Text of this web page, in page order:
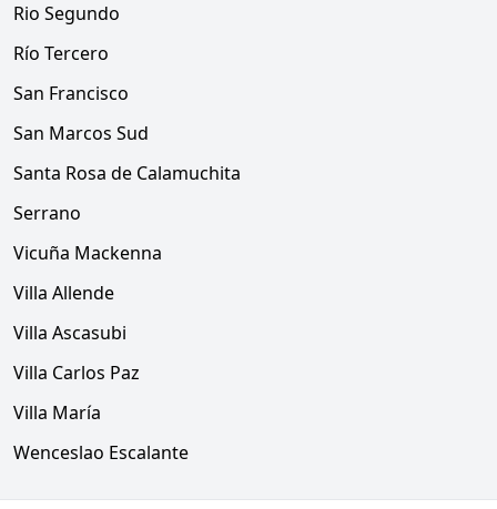
Rio Segundo
Río Tercero
San Francisco
San Marcos Sud
Santa Rosa de Calamuchita
Serrano
Vicuña Mackenna
Villa Allende
Villa Ascasubi
Villa Carlos Paz
Villa María
Wenceslao Escalante